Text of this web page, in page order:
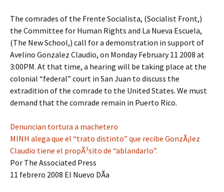
The comrades of the Frente Socialista, (Socialist Front,)
the Committee for Human Rights and La Nueva Escuela,
(The New School,) call for a demonstration in support of
Avelino Gonzalez Claudio, on Monday February 11 2008 at
3:00PM. At that time, a hearing will be taking place at the
colonial “federal” court in San Juan to discuss the
extradition of the comrade to the United States. We must
demand that the comrade remain in Puerto Rico.
Denuncian tortura a machetero
MINH alega que el “trato distinto” que recibe GonzÃ¡lez
Claudio tiene el propÃ³sito de “ablandarlo”.
Por The Associated Press
11 febrero 2008 El Nuevo DÃ­a